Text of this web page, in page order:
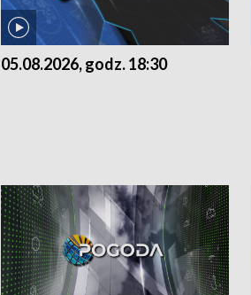
05.08.2026, godz. 18:30